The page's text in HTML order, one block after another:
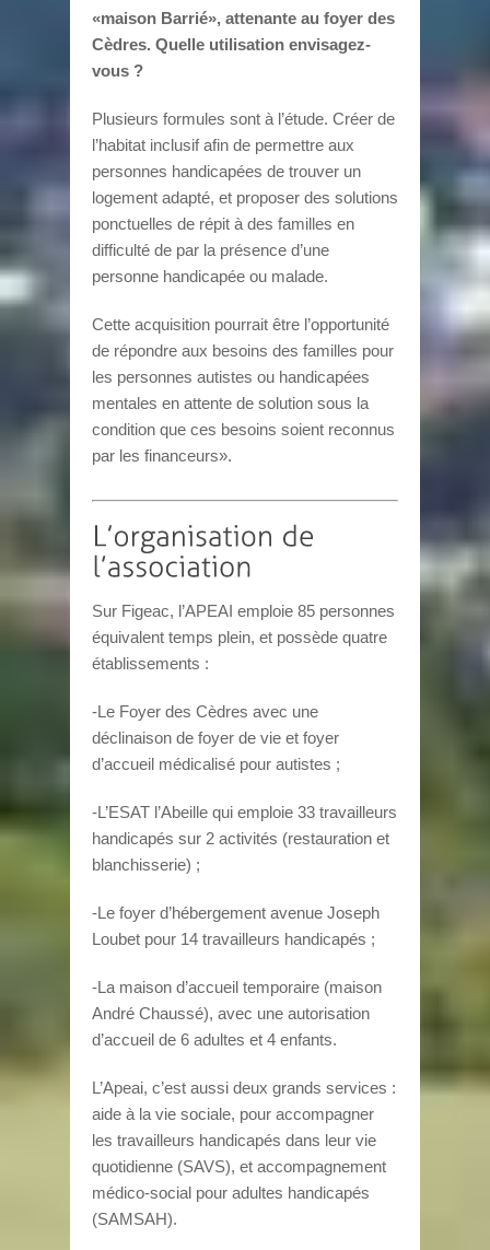
«maison Barrié», attenante au foyer des
Cèdres. Quelle utilisation envisagez-
vous ?
Plusieurs formules sont à l’étude. Créer de
l’habitat inclusif afin de permettre aux
personnes handicapées de trouver un
logement adapté, et proposer des solutions
ponctuelles de répit à des familles en
difficulté de par la présence d’une
personne handicapée ou malade.
Cette acquisition pourrait être l’opportunité
de répondre aux besoins des familles pour
les personnes autistes ou handicapées
mentales en attente de solution sous la
condition que ces besoins soient reconnus
par les financeurs».
Sur Figeac, l’APEAI emploie 85 personnes
équivalent temps plein, et possède quatre
établissements :
-Le Foyer des Cèdres avec une
déclinaison de foyer de vie et foyer
d’accueil médicalisé pour autistes ;
-L’ESAT l’Abeille qui emploie 33 travailleurs
handicapés sur 2 activités (restauration et
blanchisserie) ;
-Le foyer d’hébergement avenue Joseph
Loubet pour 14 travailleurs handicapés ;
-La maison d’accueil temporaire (maison
André Chaussé), avec une autorisation
d’accueil de 6 adultes et 4 enfants.
L’Apeai, c’est aussi deux grands services :
aide à la vie sociale, pour accompagner
les travailleurs handicapés dans leur vie
quotidienne (SAVS), et accompagnement
médico-social pour adultes handicapés
(SAMSAH).